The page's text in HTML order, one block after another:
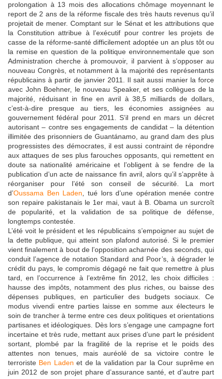
prolongation à 13 mois des allocations chômage moyennant le
report de 2 ans de la réforme fiscale des très hauts revenus qu’il
projetait de mener. Comptant sur le Sénat et les attributions que
la Constitution attribue à l’exécutif pour contrer les projets de
casse de la réforme-santé difficilement adoptée un an plus tôt ou
la remise en question de la politique environnementale que son
Administration cherche à promouvoir, il parvient à s’opposer au
nouveau Congrès, et notamment à la majorité des représentants
républicains à partir de janvier 2011. Il sait aussi manier la force
avec John Boehner, le nouveau Speaker, et ses collègues de la
majorité, réduisant in fine en avril à 38,5 milliards de dollars,
c’est-à-dire presque au tiers, les économies assignées au
gouvernement fédéral pour 2011. S’il prend en mars un décret
autorisant – contre ses engagements de candidat – la détention
illimitée des prisonniers de Guantánamo, au grand dam des plus
progressistes des démocrates, il est aussi contraint de répondre
aux attaques de ses plus farouches opposants, qui remettent en
doute sa nationalité américaine et l’obligent à se fendre de la
publication d’un acte de naissance fin avril, alors qu’il s’apprête à
réorganiser pour l’été son conseil de sécurité. La mort
d’Oussama Ben Laden , tué lors d’une opération menée contre
son repaire pakistanais le 1er mai, vaut à B. Obama un surcroît
de popularité, et la validation de sa politique de défense,
longtemps contestée.
L’été voit le président et les républicains s’empoigner au sujet de
la dette publique, qui atteint son plafond autorisé. Si le premier
vient finalement à bout de l’opposition acharnée des seconds, qui
conduit l’agence de notation Standard and Poor’s, à dégrader le
crédit du pays, le compromis dégagé ne fait que remettre à plus
tard, en l’occurrence à l’extrême fin 2012, les choix difficiles :
hausse des impôts, notamment des plus riches, ou baisse des
dépenses publiques, en particulier des budgets sociaux. Ce
modus vivendi entre parties laisse en somme aux électeurs le
soin de trancher à terme entre ces deux politiques et orientations
partisanes et idéologiques. Dès lors s’engage une campagne fort
incertaine et très rude, mettant aux prises d’une part le président
sortant, plombé par la fragilité de la reprise et le poids des
attentes non tenues, mais auréolé de sa victoire contre le
terroriste Ben Laden et de la validation par la Cour suprême en
juin 2012 de son projet phare d’assurance santé, et d’autre part